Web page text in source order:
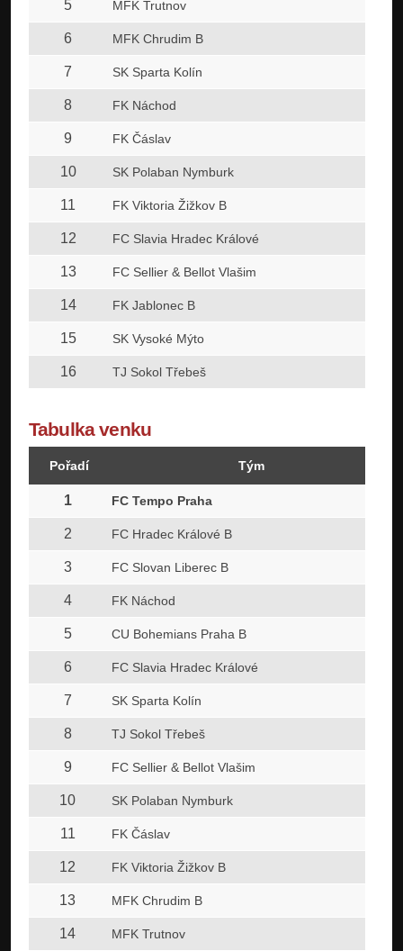
5 MFK Trutnov
6 MFK Chrudim B
7 SK Sparta Kolín
8 FK Náchod
9 FK Čáslav
10 SK Polaban Nymburk
11 FK Viktoria Žižkov B
12 FC Slavia Hradec Králové
13 FC Sellier & Bellot Vlašim
14 FK Jablonec B
15 SK Vysoké Mýto
16 TJ Sokol Třebeš
Tabulka venku
Pořadí Tým
1 FC Tempo Praha
2 FC Hradec Králové B
3 FC Slovan Liberec B
4 FK Náchod
5 CU Bohemians Praha B
6 FC Slavia Hradec Králové
7 SK Sparta Kolín
8 TJ Sokol Třebeš
9 FC Sellier & Bellot Vlašim
10 SK Polaban Nymburk
11 FK Čáslav
12 FK Viktoria Žižkov B
13 MFK Chrudim B
14 MFK Trutnov